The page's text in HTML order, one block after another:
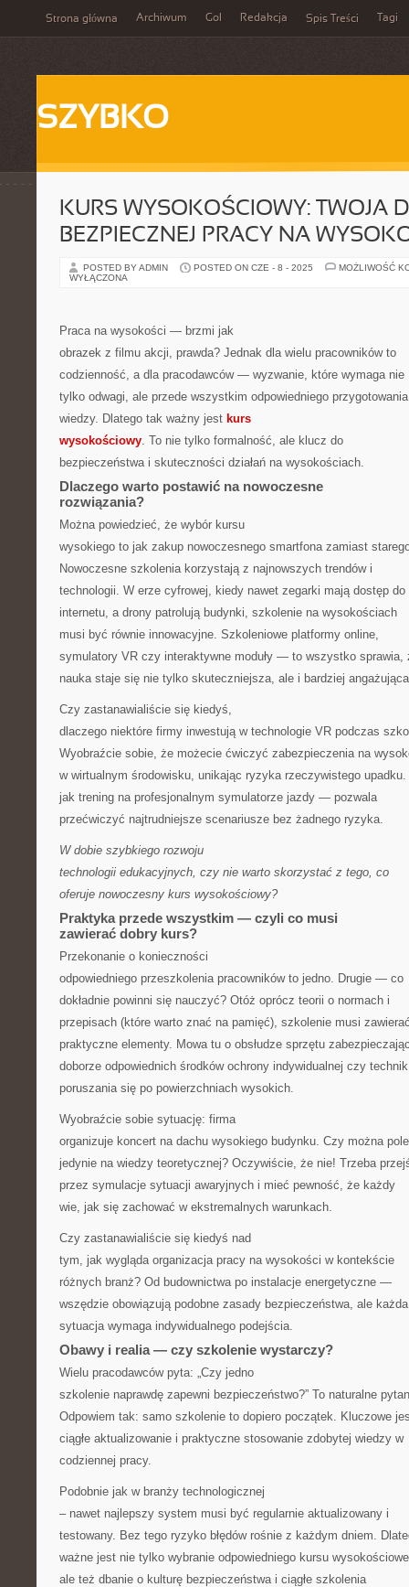
Strona główna Archiwum Gol Redakcja Spis Treści Tagi
SZYBKO
KURS WYSOKOŚCIOWY: TWOJA
BEZPIECZNEJ PRACY NA
POSTED BY ADMIN POSTED ON CZE - 8 - 2025
MOŻLIWOŚĆ
WYŁĄCZONA
Praca na wysokości — brzmi jak
obrazek z filmu akcji, prawda? Jednak dla wielu pracowników to
codzienność, a dla pracodawców — wyzwanie, które wymaga nie
tylko odwagi, ale przede wszystkim odpowiedniego
wiedzy. Dlatego tak ważny jest kurs
wysokościowy. To nie tylko formalność, ale klucz do
bezpieczeństwa i skuteczności działań na wysokościach.
Dlaczego warto postawić na nowoczesne
rozwiązania?
Można powiedzieć, że wybór kursu
wysokiego to jak zakup nowoczesnego smartfona zamiast
Nowoczesne szkolenia korzystają z najnowszych trendów i
technologii. W erze cyfrowej, kiedy nawet zegarki mają dostęp do
internetu, a drony patrolują budynki, szkolenie na wysokościach
musi być równie innowacyjne. Szkoleniowe platformy online,
symulatory VR czy interaktywne moduły — to wszystko sprawia,
nauka staje się nie tylko skuteczniejsza, ale i bardziej
Czy zastanawialiście się kiedyś,
dlaczego niektóre firmy inwestują w technologie VR podczas
Wyobraźcie sobie, że możecie ćwiczyć zabezpieczenia na
w wirtualnym środowisku, unikając ryzyka rzeczywistego upadku.
jak trening na profesjonalnym symulatorze jazdy — pozwala
przećwiczyć najtrudniejsze scenariusze bez żadnego ryzyka.
W dobie szybkiego rozwoju
technologii edukacyjnych, czy nie warto skorzystać z tego, co
oferuje nowoczesny kurs wysokościowy?
Praktyka przede wszystkim — czyli co musi
zawierać dobry kurs?
Przekonanie o konieczności
odpowiedniego przeszkolenia pracowników to jedno. Drugie — co
dokładnie powinni się nauczyć? Otóż oprócz teorii o normach i
przepisach (które warto znać na pamięć), szkolenie musi
praktyczne elementy. Mowa tu o obsłudze sprzętu
doborze odpowiednich środków ochrony indywidualnej czy technik
poruszania się po powierzchniach wysokich.
Wyobraźcie sobie sytuację: firma
organizuje koncert na dachu wysokiego budynku. Czy można
jedynie na wiedzy teoretycznej? Oczywiście, że nie! Trzeba
przez symulacje sytuacji awaryjnych i mieć pewność, że każdy
wie, jak się zachować w ekstremalnych warunkach.
Czy zastanawialiście się kiedyś nad
tym, jak wygląda organizacja pracy na wysokości w kontekście
różnych branż? Od budownictwa po instalacje energetyczne —
wszędzie obowiązują podobne zasady bezpieczeństwa, ale każda
sytuacja wymaga indywidualnego podejścia.
Obawy i realia — czy szkolenie wystarczy?
Wielu pracodawców pyta: „Czy jedno
szkolenie naprawdę zapewni bezpieczeństwo?” To naturalne
Odpowiem tak: samo szkolenie to dopiero początek. Kluczowe
ciągłe aktualizowanie i praktyczne stosowanie zdobytej wiedzy w
codziennej pracy.
Podobnie jak w branży technologicznej
– nawet najlepszy system musi być regularnie aktualizowany i
testowany. Bez tego ryzyko błędów rośnie z każdym dniem.
ważne jest nie tylko wybranie odpowiedniego kursu
ale też dbanie o kulturę bezpieczeństwa i ciągłe szkolenia